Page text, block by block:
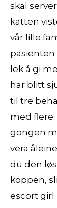
skal
katten
vår lille
pasienten
lek å gi
har blitt
til tre
med
gongen
vera
du den
koppen,
escort girl